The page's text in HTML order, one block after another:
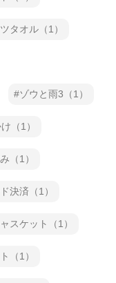
タオル（1）
ゾウと雨3（1）
（1）
（1）
決済（1）
スケット（1）
（1）